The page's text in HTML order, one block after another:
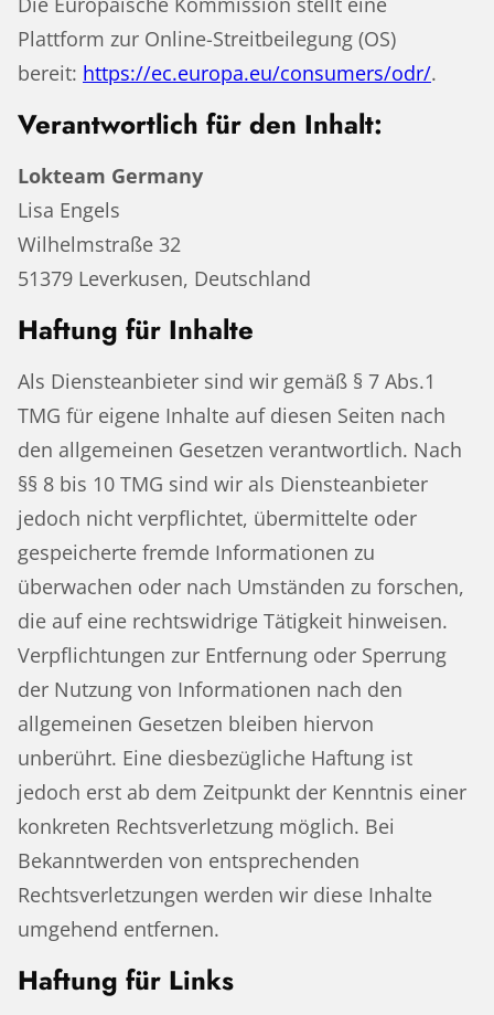
Plattform zur Online-Streitbeilegung (OS)
bereit: https://ec.europa.eu/consumers/odr/.
Verantwortlich für den Inhalt:
Lokteam Germany
Lisa Engels
Wilhelmstraße 32
51379 Leverkusen, Deutschland
Haftung für Inhalte
Als Diensteanbieter sind wir gemäß § 7 Abs.1
TMG für eigene Inhalte auf diesen Seiten nach
den allgemeinen Gesetzen verantwortlich. Nach
§§ 8 bis 10 TMG sind wir als Diensteanbieter
jedoch nicht verpflichtet, übermittelte oder
gespeicherte fremde Informationen zu
überwachen oder nach Umständen zu forschen,
die auf eine rechtswidrige Tätigkeit hinweisen.
Verpflichtungen zur Entfernung oder Sperrung
der Nutzung von Informationen nach den
allgemeinen Gesetzen bleiben hiervon
unberührt. Eine diesbezügliche Haftung ist
jedoch erst ab dem Zeitpunkt der Kenntnis einer
konkreten Rechtsverletzung möglich. Bei
Bekanntwerden von entsprechenden
Rechtsverletzungen werden wir diese Inhalte
umgehend entfernen.
Haftung für Links